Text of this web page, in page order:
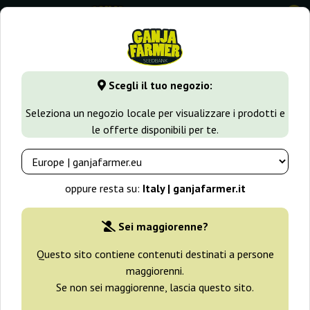
Scegli il tuo negozio:
Seleziona un negozio locale per visualizzare i prodotti e
le offerte disponibili per te.
oppure resta su: Italy | ganjafarmer.it
Sei maggiorenne?
Questo sito contiene contenuti destinati a persone
maggiorenni.
Se non sei maggiorenne, lascia questo sito.
0
GanjaFarmer.it Seedbank Royal Queen Seeds
Semi Royal Queen Seeds
Filtri Ordinamento